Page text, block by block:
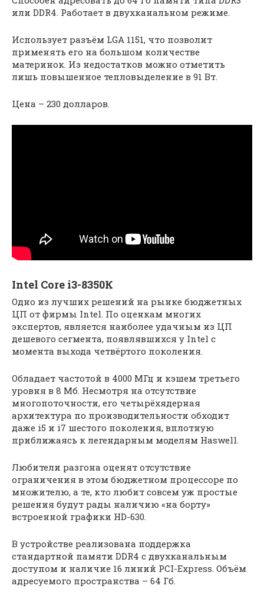
или DDR4. Работает в двухканальном режиме.
Использует разъём LGA 1151, что позволит
применять его на большом количестве
материнок. Из недостатков можно отметить
лишь повышенное тепловыделение в 91 Вт.
Цена – 230 долларов.
Intel Core i3-8350К
Одно из лучших решений на рынке бюджетных
ЦП от фирмы Intel. По оценкам многих
экспертов, является наиболее удачным из ЦП
дешевого сегмента, появлявшихся у Intel с
момента выхода четвёртого поколения.
Обладает частотой в 4000 МГц и кэшем третьего
уровня в 8 Мб. Несмотря на отсутствие
многопоточности, его четырёхядерная
архитектура по производительности обходит
даже i5 и i7 шестого поколения, вплотную
приближаясь к легендарным моделям Haswell.
Любители разгона оценят отсутствие
ограничения в этом бюджетном процессоре по
множителю, а те, кто любит совсем уж простые
решения будут рады наличию «на борту»
встроенной графики HD-630.
В устройстве реализована поддержка
стандартной памяти DDR4 с двухканальным
доступом и наличие 16 линий PCI-Express. Объём
адресуемого пространства – 64 Гб.